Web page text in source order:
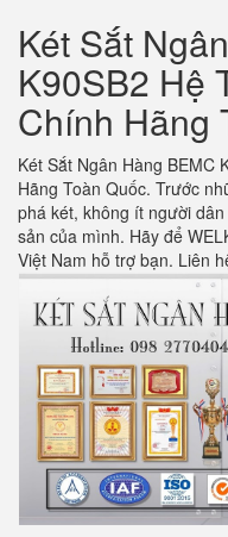
Két Sắt
K90SB2 Hệ
Chính Hãng
Két Sắt Ngân Hàng BEMC
Hãng Toàn Quốc. Trước
phá két, không ít người
sản của mình. Hãy để
Việt Nam hỗ trợ bạn. Liên